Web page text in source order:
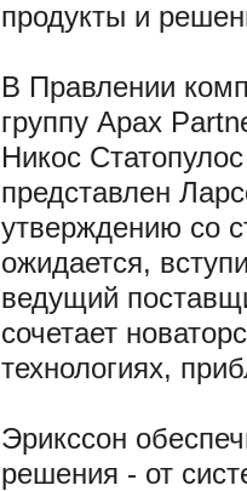
продукты и
В Правлении
группу Apax
Никос
представлен
утверждению со
ожидается,
ведущий
сочетает
технологиях,
Эрикссон
решения - от